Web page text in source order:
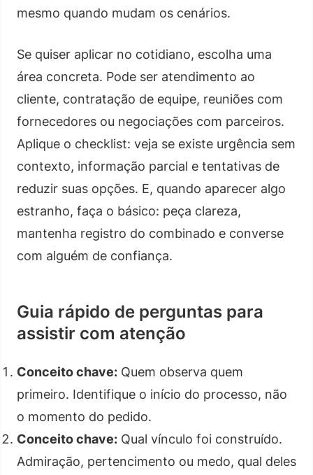
mesmo quando mudam os cenários.
Se quiser aplicar no cotidiano, escolha uma
área concreta. Pode ser atendimento ao
cliente, contratação de equipe, reuniões com
fornecedores ou negociações com parceiros.
Aplique o checklist: veja se existe urgência sem
contexto, informação parcial e tentativas de
reduzir suas opções. E, quando aparecer algo
estranho, faça o básico: peça clareza,
mantenha registro do combinado e converse
com alguém de confiança.
Guia rápido de perguntas para
assistir com atenção
Conceito chave: Quem observa quem
primeiro. Identifique o início do processo, não
o momento do pedido.
Conceito chave: Qual vínculo foi construído.
Admiração, pertencimento ou medo, qual deles